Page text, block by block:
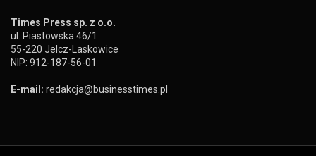
Times Press sp. z o.o.
ul. Piastowska 46/1
55-220 Jelcz-Laskowice
NIP: 912-187-56-01
E-mail: redakcja@businesstimes.pl